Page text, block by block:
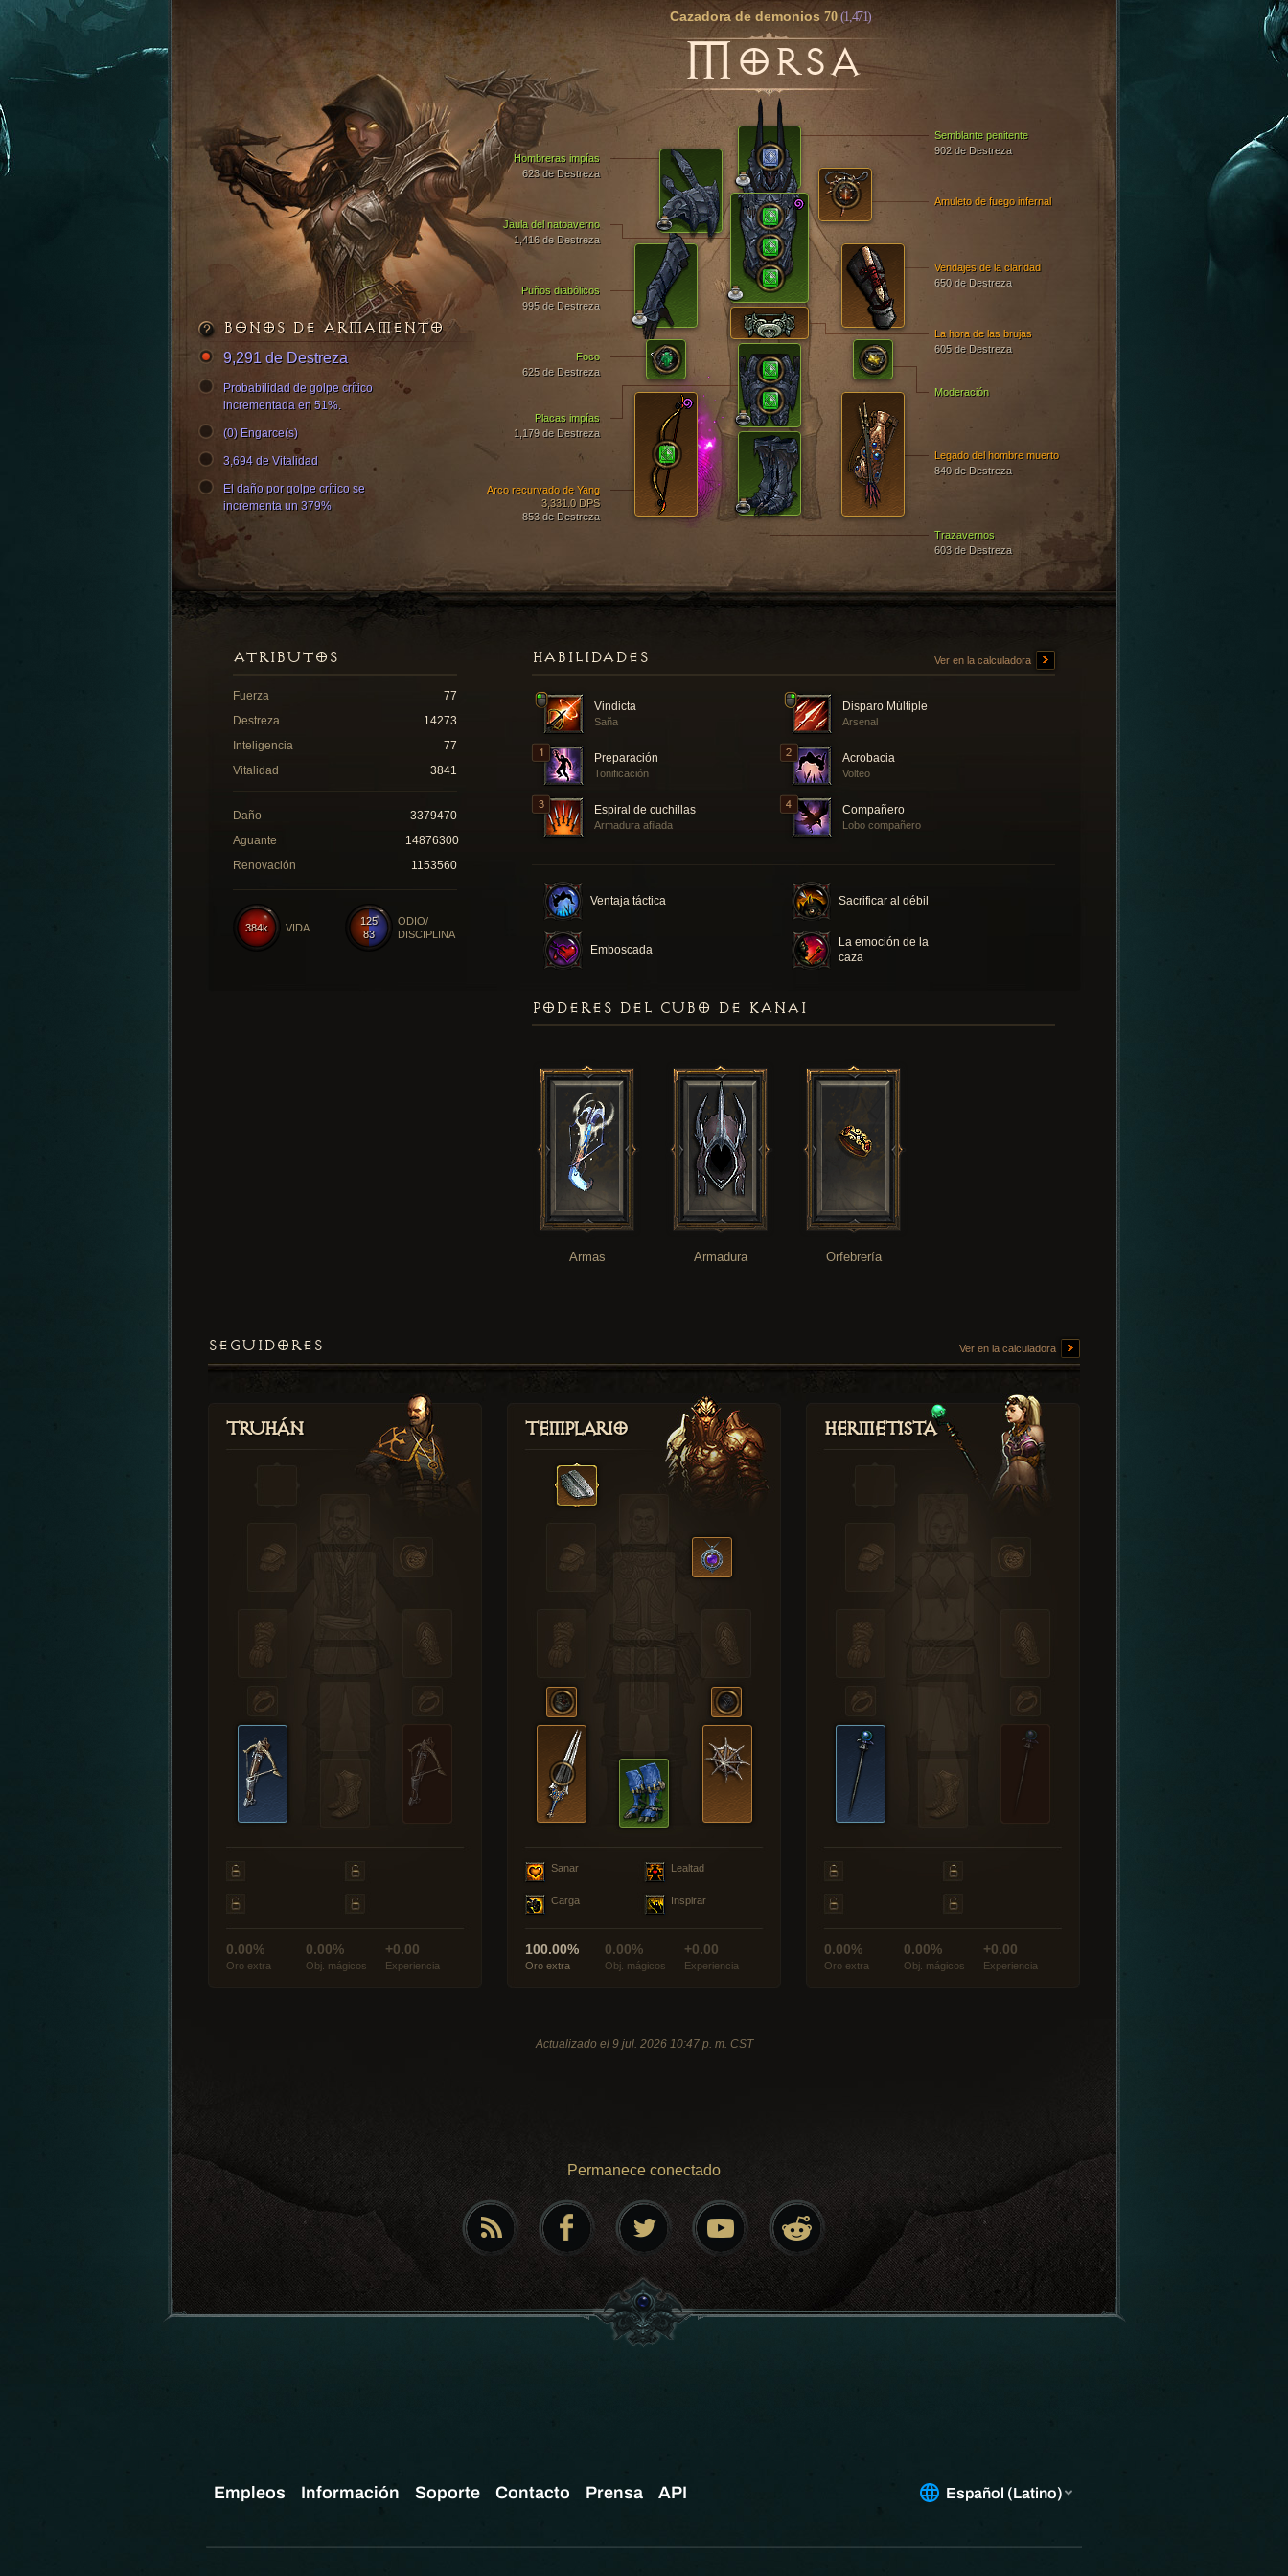
Cazadora de demonios70 (1,471)
MORSA
Semblante penitente
902 de Destreza
Jaula del natoaverno
1,416 de Destreza
Trazavernos
603 de Destreza
Puños diabólicos
995 de Destreza
Hombreras impías
623 de Destreza
Placas impías
1,179 de Destreza
Vendajes de la claridad
650 de Destreza
Arco recurvado de Yang
3,331.0 DPS
853 de Destreza
Legado del hombre muerto
840 de Destreza
La hora de las brujas
605 de Destreza
Moderación
Foco
625 de Destreza
Amuleto de fuego infernal
BONOS DE ARMAMENTO
9,291 de Destreza
Probabilidad de golpe crítico
incrementada en 51%.
(0) Engarce(s)
3,694 de Vitalidad
El daño por golpe crítico se
incrementa un 379%
HABILIDADES Ver en la calculadora
Vindicta
Saña
Disparo Múltiple
Arsenal
Preparación
Tonificación
Acrobacia
Volteo
Espiral de cuchillas
Armadura afilada
Compañero
Lobo compañero
Ventaja táctica Sacrificar al débil
Emboscada
La emoción de la
caza
ATRIBUTOS
Fuerza
77
Destreza
14273
Inteligencia
77
Vitalidad
3841
Daño
3379470
Aguante
14876300
Renovación
1153560
125
83
ODIO/
DISCIPLINA
384k VIDA
PODERES DEL CUBO DE KANAI
Armas Armadura Orfebrería
SEGUIDORES Ver en la calculadora
Truhán
0.00%
Oro extra
0.00%
Obj. mágicos
+0.00
Experiencia
Templario
Sanar Lealtad
Carga Inspirar
100.00%
Oro extra
0.00%
Obj. mágicos
+0.00
Experiencia
Hermetista
0.00%
Oro extra
0.00%
Obj. mágicos
+0.00
Experiencia
Actualizado el 9 jul. 2026 10:47 p. m. CST
Permanece conectado